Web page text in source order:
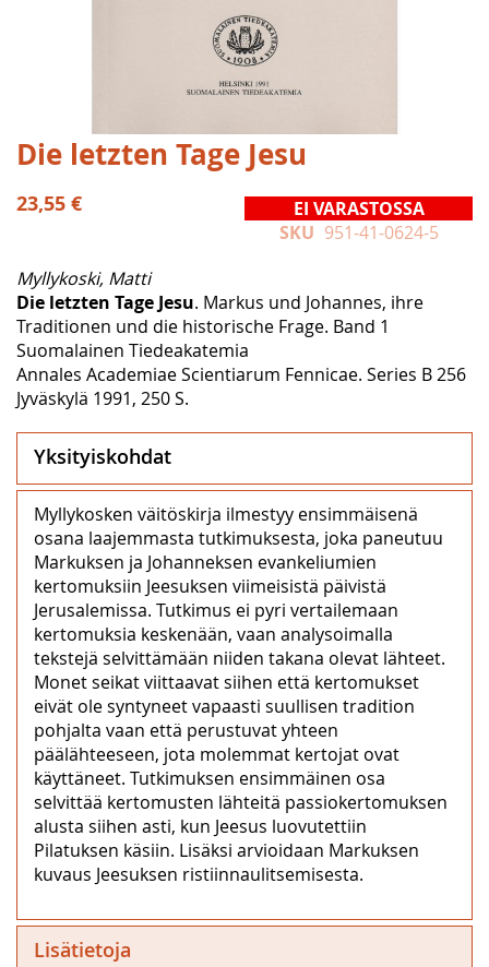
Skip
to
the
beginning
images
gallery
Die letzten Tage Jesu
23,55 €
EI VARASTOSSA
SKU 951-41-0624-5
Myllykoski, Matti
Die letzten Tage Jesu. Markus und Johannes, ihre
Traditionen und die historische Frage. Band 1
Suomalainen Tiedeakatemia
Annales Academiae Scientiarum Fennicae. Series B 256
Jyväskylä 1991, 250 S.
Yksityiskohdat
Myllykosken väitöskirja ilmestyy ensimmäisenä
osana laajemmasta tutkimuksesta, joka paneutuu
Markuksen ja Johanneksen evankeliumien
kertomuksiin Jeesuksen viimeisistä päivistä
Jerusalemissa. Tutkimus ei pyri vertailemaan
kertomuksia keskenään, vaan analysoimalla
tekstejä selvittämään niiden takana olevat lähteet.
Monet seikat viittaavat siihen että kertomukset
eivät ole syntyneet vapaasti suullisen tradition
pohjalta vaan että perustuvat yhteen
päälähteeseen, jota molemmat kertojat ovat
käyttäneet. Tutkimuksen ensimmäinen osa
selvittää kertomusten lähteitä passiokertomuksen
alusta siihen asti, kun Jeesus luovutettiin
Pilatuksen käsiin. Lisäksi arvioidaan Markuksen
kuvaus Jeesuksen ristiinnaulitsemisesta.
Lisätietoja